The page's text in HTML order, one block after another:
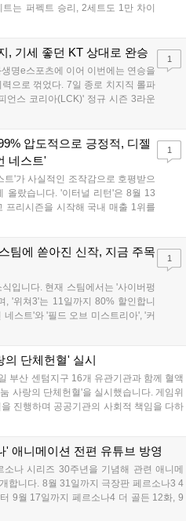
는 퍼펙트 승리, 2세트도 1만 차이
서 말 그대로 압도적인 경기력을 선
, 기세 좋던 KT 상대로 완승
명e스포츠에 이어 이번에는 연승을
으로 꺾었다. 7일 종로 치지직 롤파
언스 코리아(LCK)' 정규 시즌 3라운
지 e스포츠의 대결에서 젠지가 압
1
압도적으로 긍정적, 디젤
네스트'
'가 사실적인 조작감으로 호평받으
올랐습니다. '이터널 리턴'은 8월 13
프리시즌을 시작해 국내 매출 1위를
'고스트 리콘' 시리즈는 8월 6일 쇼
레트로 수리 시뮬레이션 '리스토
니다....
1
팀에 쏟아진 신작, 지금 주목
입니다. 현재 스팀에서는 '사이버펑
, '위쳐3'는 11일까지 80% 할인합니
스트'와 '필드 오브 미스트리아', '커
다. 한편, 7일 출시된 '마블 투혼'은
: 와일드랜드'는 7년 만의 대규모 업
95% 할인 중입니다....
1
의 단체헌혈' 실시
부산 센텀지구 16개 유관기관과 함께 혈액
사랑의 단체헌혈'을 실시했습니다. 게임위
진행하며 공공기관의 사회적 책임을 다하
화진흥위원회 등 14개 기관 임직원이 동참
직원에게 감사의 뜻을 전하며 헌혈 문화
' 애니메이션 전편 유튜브 방영
소나 시리즈 30주년을 기념해 관련 애니메
합니다. 8월 31일까지 극장판 페르소나3 4
9월 17일까지 페르소나4 더 골든 12화, 9
르소나5 시리즈가 순차 공개됩니다. 또한